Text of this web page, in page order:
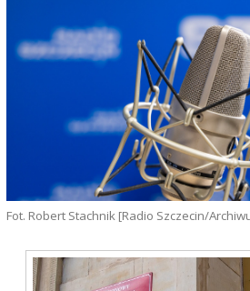
Fot. Robert Stachnik [Radio Szczecin/